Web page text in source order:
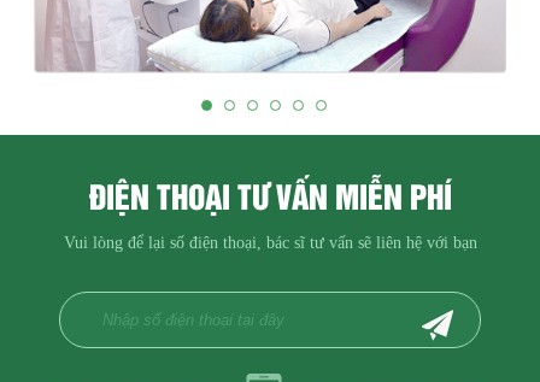
ĐIỆN THOẠI TƯ VẤN MIỄN PHÍ
Vui lòng để lại số điện thoại, bác sĩ tư vấn sẽ liên hệ với bạn